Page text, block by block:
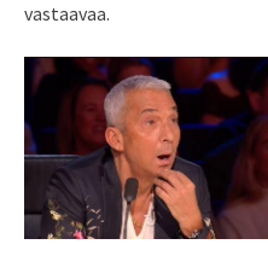
vastaavaa.